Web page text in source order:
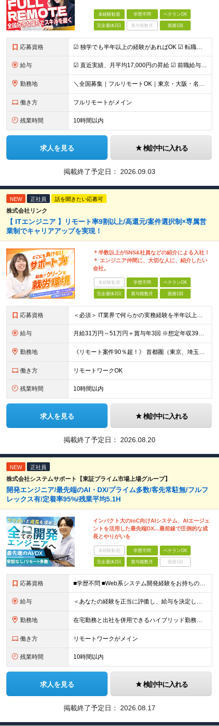
未経験歓迎 学歴不問 ベテランOK
完全週休2日 賞与複数月 面接1回
応募資格 ☑︎ 独学でも半年以上の経験があればOK ☑︎ 転職回数・ブランク不問 ☑︎ 学歴不問 ☑︎ スキルチェンジ可 下記いずれかの実務経験をお持ちの方 ■システム開発 ┗言語・工程・業界・ジャンルなどは
給与 ☑︎ 直近実績、月平均17,000円の昇給 ☑︎ 前職給与100%保証 ☑︎ 実質還元率80～90% ☑︎ 待機時も給与は満額支給 月給35万円～70万円＋交通費など各種手当 ※想定年収：4,200
勤務地 ＼全国募集｜フルリモートOK｜東京・大阪・名古屋エリアは出社案件も豊富／ 【1】フルリモートの場合…全国各地にて完全在宅勤務が可能！強制的な出社日もありません。 【2】出社の場合…本社、大阪支店、も
働き方 フルリモートがメイン
残業時間 10時間以内
求人を見る 検討中に入れる
掲載終了予定日： 2026.09.03
NEW 正社員 話を聞きたい応募可
株式会社リンク
【 ITエンジニア 】リモート率9割以上/高還元/案件選択制×専属営
業制でキャリアアップを実現！
＊半数以上がSNS&社員などの紹介による入社！
＊ エンジニア仲間に、大切な人に、紹介したい
会社。
未経験歓迎 学歴不問 ベテランOK
完全週休2日 賞与複数月 面接1回
応募資格 ＜必須＞ IT業界で何らかの実務経験を半年以上お持ちの方（使用言語不問） ＜こんなご希望があれば、ぜひ当社にご相談ください＞ ◎ スキルや成果にしっかり見合った給与を受け取りたい ◎ 残業を
給与 月給31万円～51万円＋賞与年3回 ※想定年収394万円～1,032万円 ★年間300万円の賞与実績あり ★平均昇給額3万円 ★エンジニアへの還元率75％（実質78.9%） ※経験・能力を考慮し
勤務地 《リモート案件90％超！》 首都圏（東京、埼玉、千葉、神奈川）、大阪、名古屋、福岡のプロジェクト先やリモートでの勤務となります。 ※面接から入社まで全てオンラインで完結できます！ ※帰社日自
働き方 リモートワークOK
残業時間 10時間以内
求人を見る 検討中に入れる
掲載終了予定日： 2026.08.20
NEW 正社員
株式会社システムサポート【東証プライム市場上場グループ】
開発エンジニア/最先端のAI・DX/プライム多数/客先常駐無/フルフ
レックス有/定着率95%/残業平均5.1H
インパクト大のtoC向けAIシステム、AIエージェ
ントを活用した最先端DX…最前線で圧倒的な成
長とやりがいを
未経験歓迎 学歴不問 ベテランOK
完全週休2日 賞与複数月 面接1回
応募資格 ■学歴不問 ■Web系システム開発経験をお持ちの方 ★設計・開発経験～運用保守まで幅広く募集します ★Google Cloud・AWS・Azureなど、クラウド技術は問いませんが、経験・知見が深い方は
給与 ＜あなたの経験を正当に評価し、給与を決定します！＞ 想定年収450万円～1,000万円 └月給30万8000円～＋賞与年2回 ◎在宅勤務手当あり ◎交通費100％支給 ◎資格取得奨励制度(一時金/資格
勤務地 在宅勤務と出社を併用できるハイブリッド勤務！ （出社は週1～3日程度ですが、ご希望に合わせて柔軟に対応可能です。） ≪東京オフィス≫ 東京都新宿区西新宿2-6-1 新宿住友ビル26F ※(業務の変
働き方 リモートワークがメイン
残業時間 10時間以内
求人を見る 検討中に入れる
掲載終了予定日： 2026.08.17